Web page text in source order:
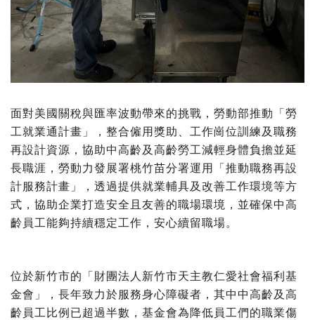
面對美國關稅與匯率波動帶來的挑戰，勞動部推動「勞
工就業通計畫」，整合僱用獎助、工作崗位訓練及職務
再設計資源，協助中高齡及高齡勞工減輕身體負擔並延
長職涯，勞動力發展署桃竹苗分署運用「推動職務再設
計服務計畫」，透過提供就業輔具及改善工作環境等方
式，協助企業打造安全且友善的職場環境，並確保中高
齡員工能夠持續穩定工作，安心續留職場。
位於新竹市的「財團法人新竹市天主教仁愛社會福利基
金會」，長年致力於服務身心障礙者，其中中高齡及高
齡員工比例已超過半數，基金會為降低員工們的職業傷